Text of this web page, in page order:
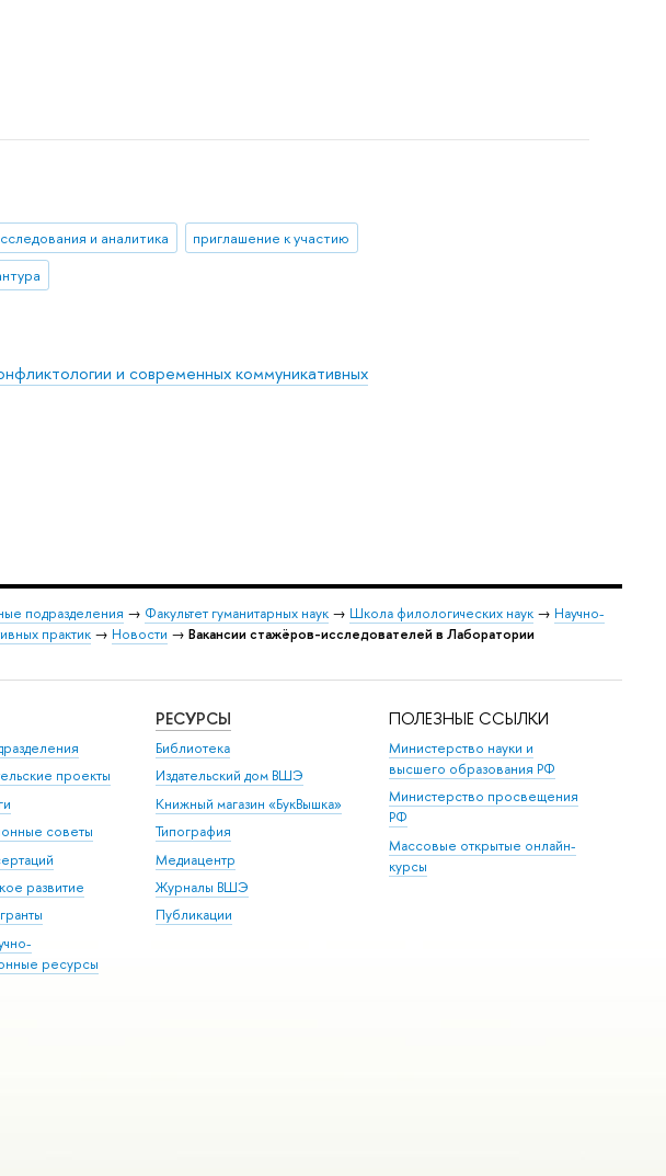
и аналитика
приглашение к участию
и современных коммуникативных
подразделения → Факультет гуманитарных наук → Школа филологических наук → Научно-
практик → Новости → Вакансии стажёров-исследователей в Лаборатории
проекты
советы
развитие
ресурсы
РЕСУРСЫ
Библиотека
Издательский дом ВШЭ
Книжный магазин «БукВышка»
Типография
Медиацентр
Журналы ВШЭ
Публикации
ПОЛЕЗНЫЕ ССЫЛКИ
Министерство науки и
высшего образования РФ
Министерство просвещения
РФ
Массовые открытые онлайн-
курсы